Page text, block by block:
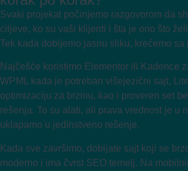
Svaki projekat počinjemo razgovorom da
ciljeve, ko su vaši klijenti i šta je ono što
Tek kada dobijemo jasnu sliku, krećemo sa
Najčešće koristimo Elementor ili Kadence
WPML kada je potreban višejezični sajt,
optimizaciju za brzinu, kao i proveren set
rešenja. To su alati, ali prava vrednost je u
uklapamo u jedinstveno rešenje.
Kada sve završimo, dobijate sajt koji se
moderno i ima čvrst SEO temelj. Na